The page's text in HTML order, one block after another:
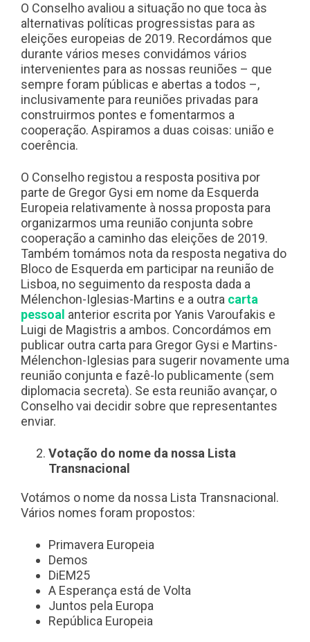
O Conselho avaliou a situação no que toca às
alternativas políticas progressistas para as
eleições europeias de 2019. Recordámos que
durante vários meses convidámos vários
intervenientes para as nossas reuniões – que
sempre foram públicas e abertas a todos –,
inclusivamente para reuniões privadas para
construirmos pontes e fomentarmos a
cooperação. Aspiramos a duas coisas: união e
coerência.
O Conselho registou a resposta positiva por
parte de Gregor Gysi em nome da Esquerda
Europeia relativamente à nossa proposta para
organizarmos uma reunião conjunta sobre
cooperação a caminho das eleições de 2019.
Também tomámos nota da resposta negativa do
Bloco de Esquerda em participar na reunião de
Lisboa, no seguimento da resposta dada a
Mélenchon-Iglesias-Martins e a outra carta
pessoal anterior escrita por Yanis Varoufakis e
Luigi de Magistris a ambos. Concordámos em
publicar outra carta para Gregor Gysi e Martins-
Mélenchon-Iglesias para sugerir novamente uma
reunião conjunta e fazê-lo publicamente (sem
diplomacia secreta). Se esta reunião avançar, o
Conselho vai decidir sobre que representantes
enviar.
Votação do nome da nossa Lista
Transnacional
Votámos o nome da nossa Lista Transnacional.
Vários nomes foram propostos:
Primavera Europeia
Demos
DiEM25
A Esperança está de Volta
Juntos pela Europa
República Europeia